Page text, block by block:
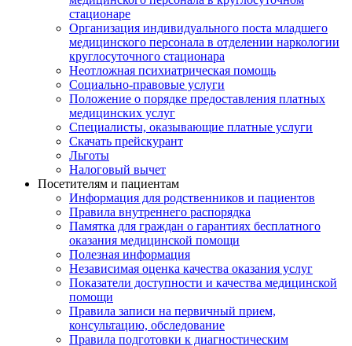
стационаре
Организация индивидуального поста младшего
медицинского персонала в отделении наркологии
круглосуточного стационара
Неотложная психиатрическая помощь
Социально-правовые услуги
Положение о порядке предоставления платных
медицинских услуг
Специалисты, оказывающие платные услуги
Скачать прейскурант
Льготы
Налоговый вычет
Посетителям и пациентам
Информация для родственников и пациентов
Правила внутреннего распорядка
Памятка для граждан о гарантиях бесплатного
оказания медицинской помощи
Полезная информация
Независимая оценка качества оказания услуг
Показатели доступности и качества медицинской
помощи
Правила записи на первичный прием,
консультацию, обследование
Правила подготовки к диагностическим